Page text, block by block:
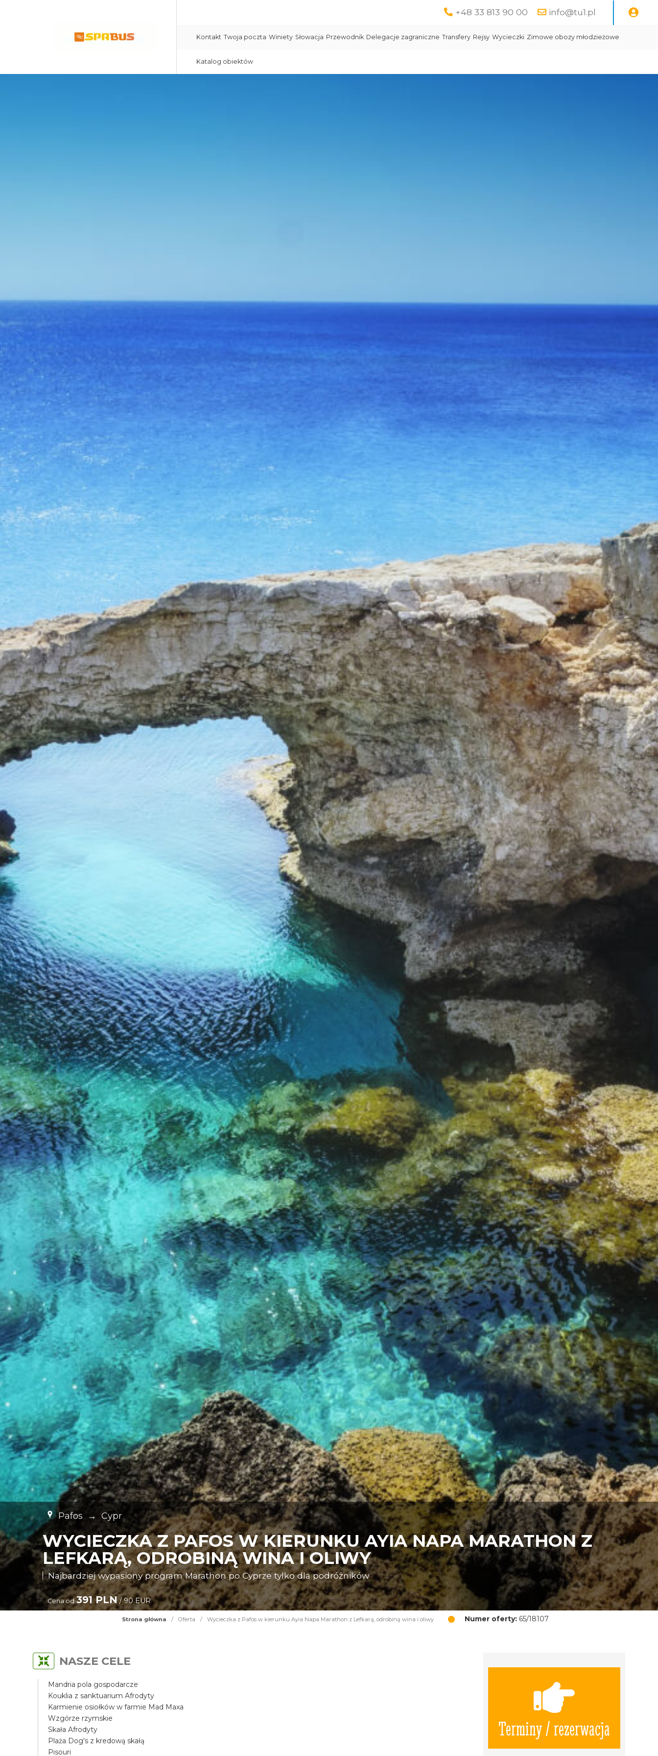
+48 33 813 90 00 info@tu1.pl
Kontakt Twoja poczta Winiety Słowacja Przewodnik Delegacje zagraniczne Transfery Rejsy Wycieczki Zimowe obozy młodzieżowe
Katalog obiektów
Pafos → Cypr
WYCIECZKA Z PAFOS W KIERUNKU AYIA NAPA MARATHON Z
LEFKARĄ, ODROBINĄ WINA I OLIWY
Najbardziej wypasiony program Marathon po Cyprze tylko dla podróżników
Cena od 391 PLN/ 90 EUR
Strona główna / Oferta / Wycieczka z Pafos w kierunku Ayia Napa Marathon z Lefkarą, odrobiną wina i oliwy Numer oferty:65/18107
Terminy / rezerwacja
NASZE CELE
Mandria pola gospodarcze
Kouklia z sanktuarium Afrodyty
Karmienie osiołków w farmie Mad Maxa
Wzgórze rzymskie
Skała Afrodyty
Plaża Dog's z kredową skałą
Pisouri